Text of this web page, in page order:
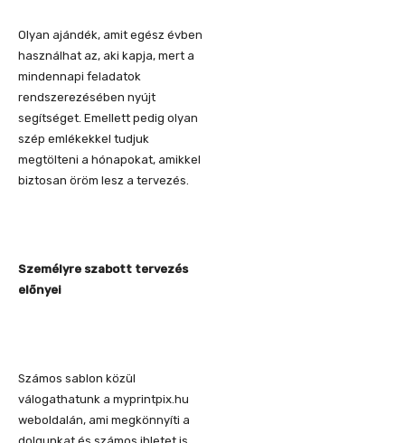
Olyan ajándék, amit egész évben
használhat az, aki kapja, mert a
mindennapi feladatok
rendszerezésében nyújt
segítséget. Emellett pedig olyan
szép emlékekkel tudjuk
megtölteni a hónapokat, amikkel
biztosan öröm lesz a tervezés.
Személyre szabott tervezés
előnyei
Számos sablon közül
válogathatunk a myprintpix.hu
weboldalán, ami megkönnyíti a